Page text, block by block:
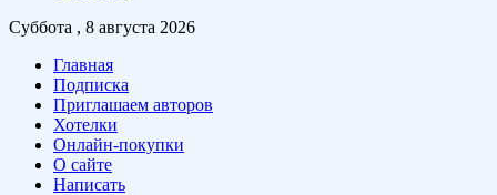
Суббота , 8 августа 2026
Главная
Подписка
Приглашаем авторов
Хотелки
Онлайн-покупки
О сайте
Написать